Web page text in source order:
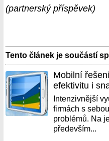
(partnerský příspěvek)
Tento článek je součástí
Mobilní
efektivitu i
Intenzivnější
firmách s
problémů. Na
především...